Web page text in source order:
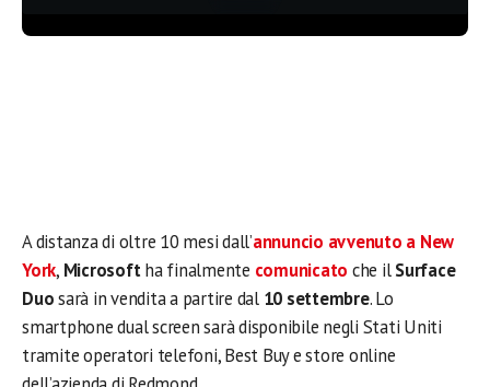
A distanza di oltre 10 mesi dall’annuncio avvenuto a New
York, Microsoftha finalmente comunicato che ilSurface
Duosarà in vendita a partire dal 10 settembre. Lo
smartphone dual screen sarà disponibile negli Stati Uniti
tramite operatori telefoni, Best Buy e store online